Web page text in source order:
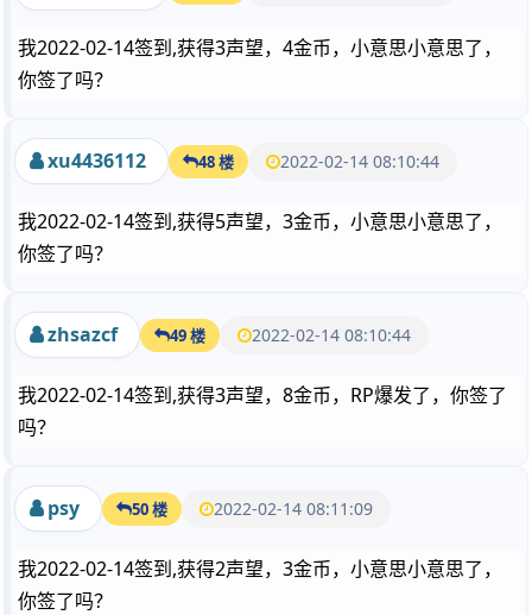
我2022-02-14签到,获得3声望，4金币，小意思小意思了，
你签了吗？
xu4436112 48 楼 2022-02-14 08:10:44
我2022-02-14签到,获得5声望，3金币，小意思小意思了，
你签了吗？
zhsazcf 49 楼 2022-02-14 08:10:44
我2022-02-14签到,获得3声望，8金币，RP爆发了，你签了
吗？
psy 50 楼 2022-02-14 08:11:09
我2022-02-14签到,获得2声望，3金币，小意思小意思了，
你签了吗？